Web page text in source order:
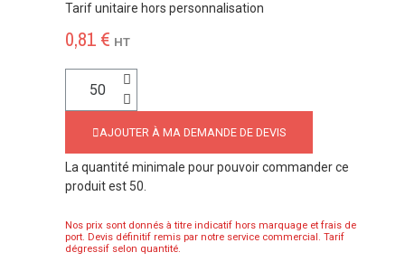
Tarif unitaire hors personnalisation
0,81 € HT
AJOUTER À MA DEMANDE DE DEVIS
La quantité minimale pour pouvoir commander ce
produit est 50.
Nos prix sont donnés à titre indicatif hors marquage et frais de
port. Devis définitif remis par notre service commercial. Tarif
dégressif selon quantité.